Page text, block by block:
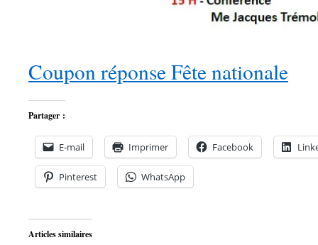
Coupon réponse Fête nationale
Partager :
E-mail Imprimer Facebook
Pinterest WhatsApp
Articles similaires